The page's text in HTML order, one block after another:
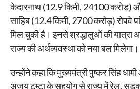
केदारनाथ (12.9 किमी, 24100 करोड़)
साहिब (12.4 किमी, 2700 करोड़) रोपवे
मिल चुकी है। इनसे श्रद्धालुओं की यात्रा
राज्य की अर्थव्यवस्था को नया बल मिलेगा।
उन्होंने कहा कि मुख्यमंत्री पुष्कर सिंह
अजय टम्टा के सहयोग से राज्य में रेल,